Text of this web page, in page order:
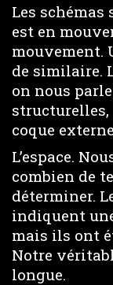
Les schémas
est en
mouvement.
de similaire.
on nous
coque
L’espace.
combien de
déterminer.
indiquent
mais ils ont
Notre
longue.